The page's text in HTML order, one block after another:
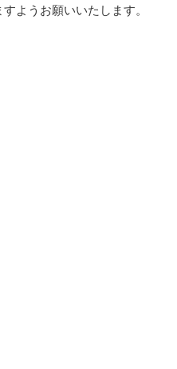
ようお願いいたします。